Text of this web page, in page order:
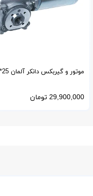
موتور و گیربکس دانکر آلمان 25*63
29,900,000 تومان